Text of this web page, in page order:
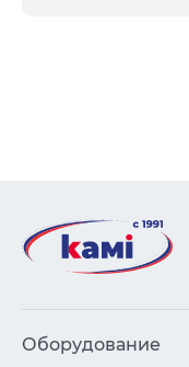
Оборудование